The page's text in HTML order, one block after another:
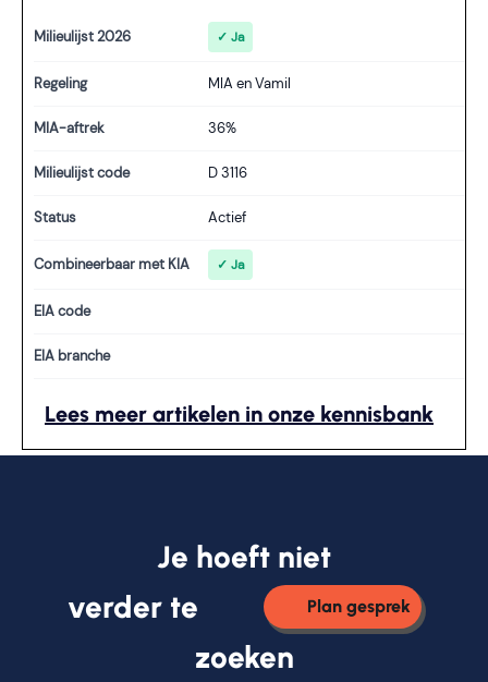
Milieulijst 2026 ✓ Ja
Regeling MIA en Vamil
MIA-aftrek 36%
Milieulijst code D 3116
Status Actief
Combineerbaar met KIA ✓ Ja
EIA code
EIA branche
Lees meer artikelen in onze kennisbank
Je hoeft niet
verder te
Plan gesprek
zoeken